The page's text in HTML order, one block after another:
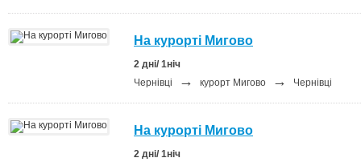
На курорті Мигово
2 дні/ 1ніч
Чернівці
→ курорт Мигово → Чернівці
На курорті Мигово
2 дні/ 1ніч